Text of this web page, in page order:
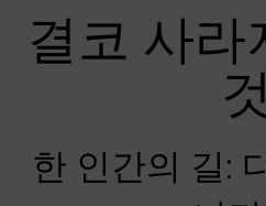
결코 사라
것
한 인간의 길: